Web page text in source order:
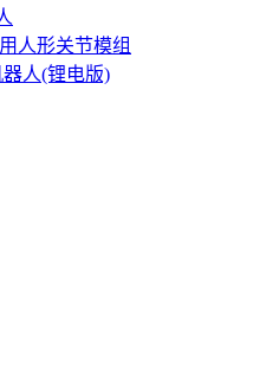
人形关节模组
人(锂电版)